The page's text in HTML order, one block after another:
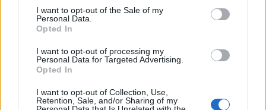
consent section.
I want to opt-out of the Sale of my
Personal Data.
Opted In
I want to opt-out of processing my
Personal Data for Targeted Advertising.
Opted In
I want to opt-out of Collection, Use,
Retention, Sale, and/or Sharing of my